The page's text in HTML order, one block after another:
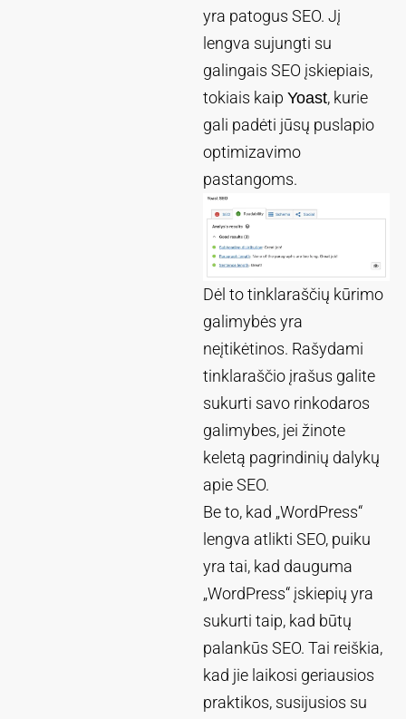
yra patogus SEO. Jį
lengva sujungti su
galingais SEO įskiepiais,
tokiais kaip Yoast, kurie
gali padėti jūsų puslapio
optimizavimo
pastangoms.
Dėl to tinklaraščių kūrimo
galimybės yra
neįtikėtinos. Rašydami
tinklaraščio įrašus galite
sukurti savo rinkodaros
galimybes, jei žinote
keletą pagrindinių dalykų
apie SEO.
Be to, kad „WordPress“
lengva atlikti SEO, puiku
yra tai, kad dauguma
„WordPress“ įskiepių yra
sukurti taip, kad būtų
palankūs SEO. Tai reiškia,
kad jie laikosi geriausios
praktikos, susijusios su